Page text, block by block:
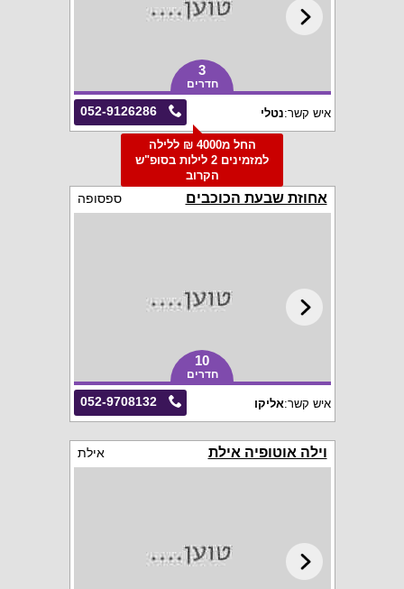
3
חדרים
052-9126286 איש קשר:נטלי
החל מ4000 ₪ ללילה
למזמינים 2 לילות בסופ"ש
הקרוב
אחוזת שבעת הכוכבים ספסופה
10
חדרים
052-9708132 איש קשר:אליקו
וילה אוטופיה אילת אילת